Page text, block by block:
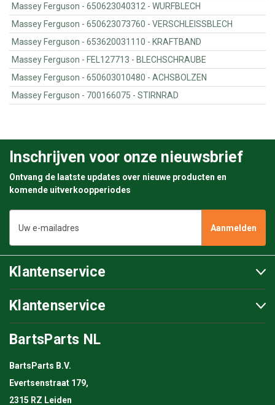
Massey Ferguson - 650623040312 - WURFBLECH
Massey Ferguson - 650623073760 - VERSCHLEISSBLECH
Massey Ferguson - 653620031110 - KRAFTBAND
Massey Ferguson - FEL127713 - BLECHSCHRAUBE
Massey Ferguson - 650603010480 - ACHSBOLZEN
Massey Ferguson - 700166075 - STIRNRAD
Inschrijven voor onze nieuwsbrief
Ontvang de laatste updates over nieuwe producten en
komende uitverkoopperiodes
mailadres
Klantenservice
Klantenservice
BartsParts NL
BartsParts B.V.
Evertsenstraat 179,
2315 RZ Leiden